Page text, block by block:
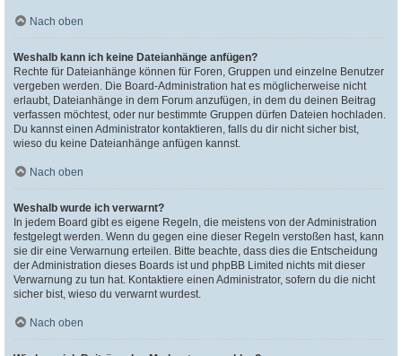
Nach oben
Weshalb kann ich keine Dateianhänge anfügen?
Rechte für Dateianhänge können für Foren, Gruppen und einzelne Benutzer
vergeben werden. Die Board-Administration hat es möglicherweise nicht
erlaubt, Dateianhänge in dem Forum anzufügen, in dem du deinen Beitrag
verfassen möchtest, oder nur bestimmte Gruppen dürfen Dateien hochladen.
Du kannst einen Administrator kontaktieren, falls du dir nicht sicher bist,
wieso du keine Dateianhänge anfügen kannst.
Nach oben
Weshalb wurde ich verwarnt?
In jedem Board gibt es eigene Regeln, die meistens von der Administration
festgelegt werden. Wenn du gegen eine dieser Regeln verstoßen hast, kann
sie dir eine Verwarnung erteilen. Bitte beachte, dass dies die Entscheidung
der Administration dieses Boards ist und phpBB Limited nichts mit dieser
Verwarnung zu tun hat. Kontaktiere einen Administrator, sofern du die nicht
sicher bist, wieso du verwarnt wurdest.
Nach oben